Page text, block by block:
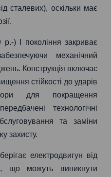
сталевих), оскільки має
) I покоління закриває
механічний
Конструкція включає
стійкості до ударів
для покращення
технологічні
та заміни
захисту.
електродвигун від
що можуть виникнути